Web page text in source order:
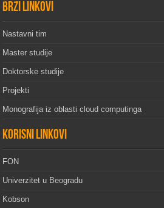
Brzi linkovi
Nastavni tim
Master studije
Doktorske studije
Projekti
Monografija iz oblasti cloud computinga
Korisni linkovi
FON
Univerzitet u Beogradu
Kobson